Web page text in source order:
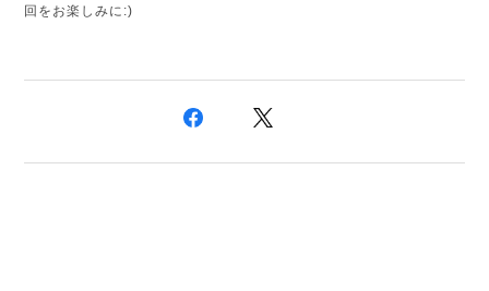
回をお楽しみに:)